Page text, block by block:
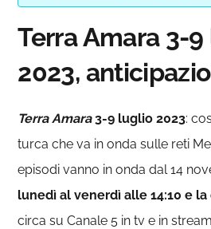
Terra Amara 3-
2023,
TerraAmara3-9 luglio 2023:
turca che va in onda sulle reti
episodi vanno in onda dal 14
lunedì al venerdì alle 14:10 e
circa su Canale 5 in tv e in